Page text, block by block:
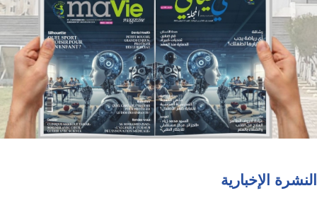
النشرة الإخبارية